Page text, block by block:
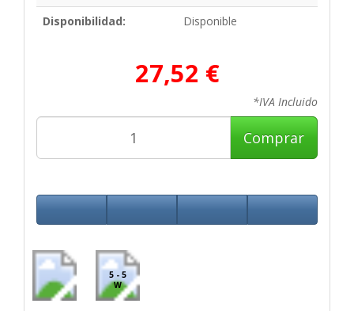
Disponibilidad:
Disponible
27,52 €
*IVA Incluido
Comprar
5 - 5
W